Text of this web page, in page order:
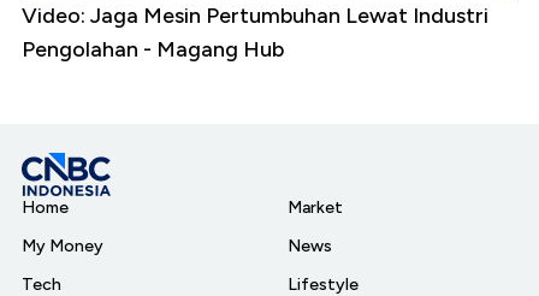
Video: Jaga Mesin Pertumbuhan Lewat Industri
Pengolahan - Magang Hub
Home
My Money
Tech
Market
News
Lifestyle